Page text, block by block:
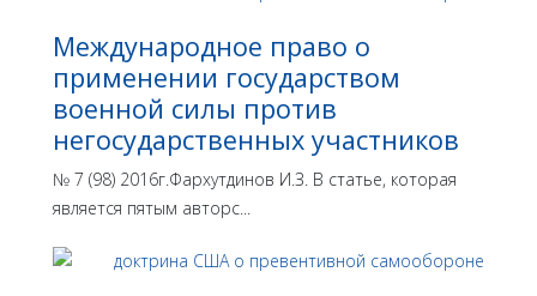
Международное право о
применении государством
военной силы против
негосударственных участников
№ 7 (98) 2016г.Фархутдинов И.З. В статье, которая
является пятым авторс...